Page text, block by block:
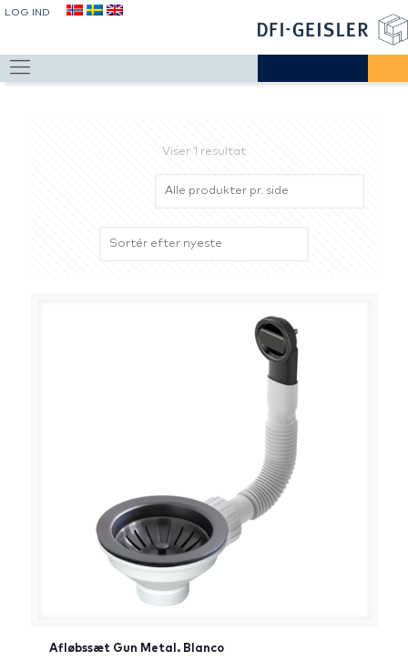
LOG IND
Viser 1 resultat
Afløbssæt Gun Metal. Blanco